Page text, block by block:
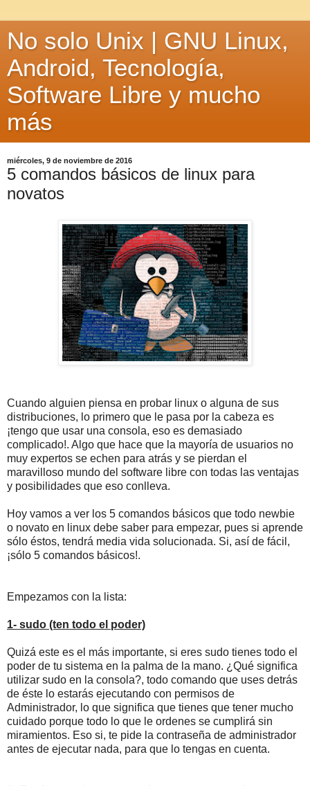
No solo Unix | GNU Linux,
Android, Tecnología,
Software Libre y mucho
más
miércoles, 9 de noviembre de 2016
5 comandos básicos de linux para
novatos
Cuando alguien piensa en probar linux o alguna de sus
distribuciones, lo primero que le pasa por la cabeza es
¡tengo que usar una consola, eso es demasiado
complicado!. Algo que hace que la mayoría de usuarios no
muy expertos se echen para atrás y se pierdan el
maravilloso mundo del software libre con todas las ventajas
y posibilidades que eso conlleva.
Hoy vamos a ver los 5 comandos básicos que todo newbie
o novato en linux debe saber para empezar, pues si aprende
sólo éstos, tendrá media vida solucionada. Si, así de fácil,
¡sólo 5 comandos básicos!.
Empezamos con la lista:
1- sudo (ten todo el poder)
Quizá este es el más importante, si eres sudo tienes todo el
poder de tu sistema en la palma de la mano. ¿Qué significa
utilizar sudo en la consola?, todo comando que uses detrás
de éste lo estarás ejecutando con permisos de
Administrador, lo que significa que tienes que tener mucho
cuidado porque todo lo que le ordenes se cumplirá sin
miramientos. Eso si, te pide la contraseña de administrador
antes de ejecutar nada, para que lo tengas en cuenta.